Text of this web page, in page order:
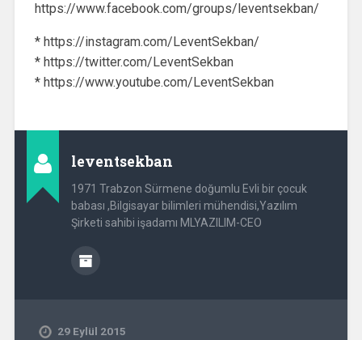
https://www.facebook.com/groups/leventsekban/
* https://instagram.com/LeventSekban/
* https://twitter.com/LeventSekban
* https://www.youtube.com/LeventSekban
leventsekban
1971 Trabzon Sürmene doğumlu Evli bir çocuk
babası ,Bilgisayar bilimleri mühendisi,Yazılım
Şirketi sahibi işadamı MLYAZILIM-CEO
29 Eylül 2015